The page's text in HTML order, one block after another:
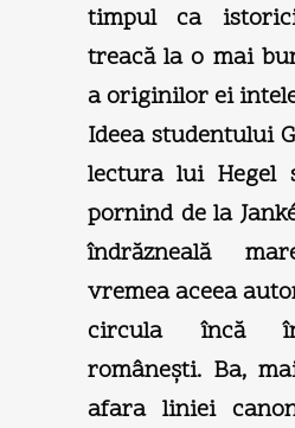
timpul ca
treacă la o mai
a originilor ei
Ideea studentului
lectura lui Hegel
pornind de la
îndrăzneală
vremea aceea
circula încă
româneşti. Ba,
afara liniei